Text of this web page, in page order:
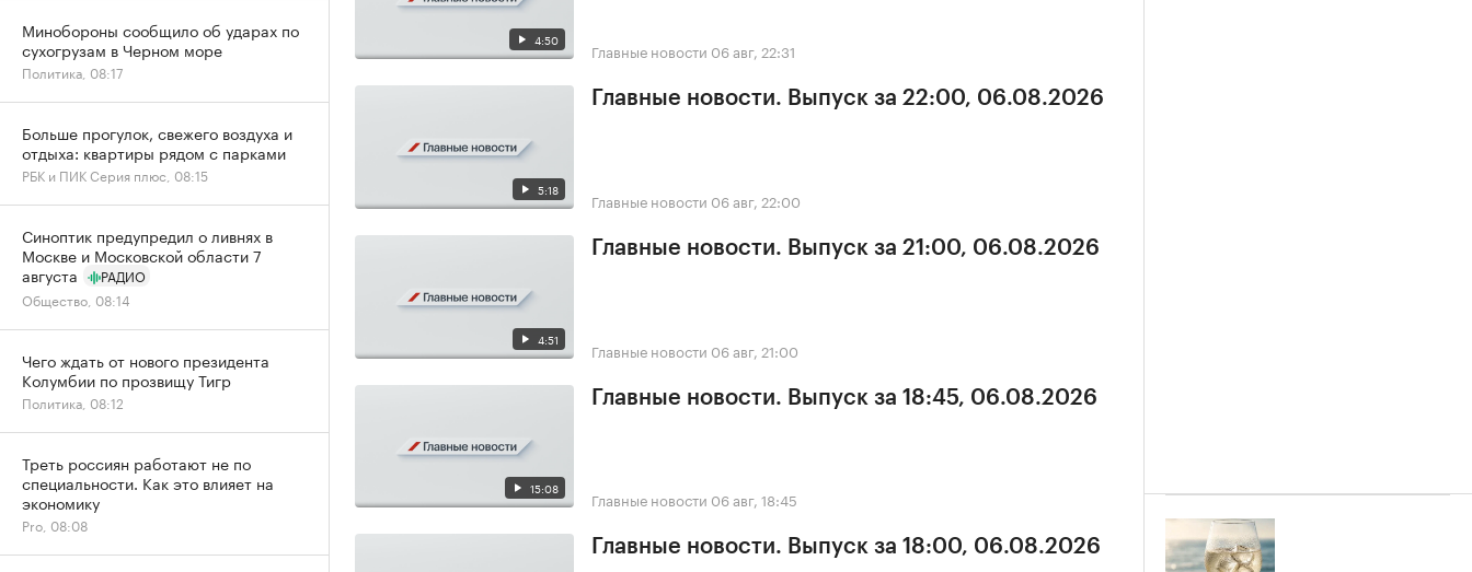
4:50 Главные новости 06 авг, 22:31
5:18
Главные новости. Выпуск за 22:00, 06.08.2026
Главные новости 06 авг, 22:00
4:51
Главные новости. Выпуск за 21:00, 06.08.2026
Главные новости 06 авг, 21:00
15:08
Главные новости. Выпуск за 18:45, 06.08.2026
Главные новости 06 авг, 18:45
Главные новости. Выпуск за 18:00, 06.08.2026
Минобороны сообщило об ударах по
сухогрузам в Черном море
Политика, 08:17
Больше прогулок, свежего воздуха и
отдыха: квартиры рядом с парками
РБК и ПИК Серия плюс, 08:15
Синоптик предупредил о ливнях в
Москве и Московской области 7
августа
РАДИО
Общество, 08:14
Чего ждать от нового президента
Колумбии по прозвищу Тигр
Политика, 08:12
Треть россиян работают не по
специальности. Как это влияет на
экономику
Pro, 08:08